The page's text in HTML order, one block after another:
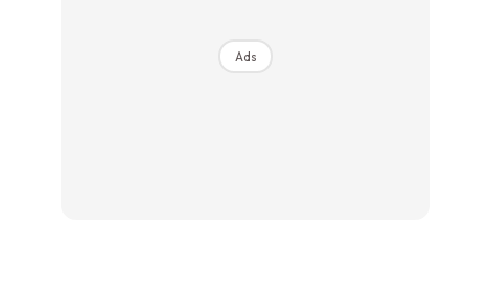
Ads